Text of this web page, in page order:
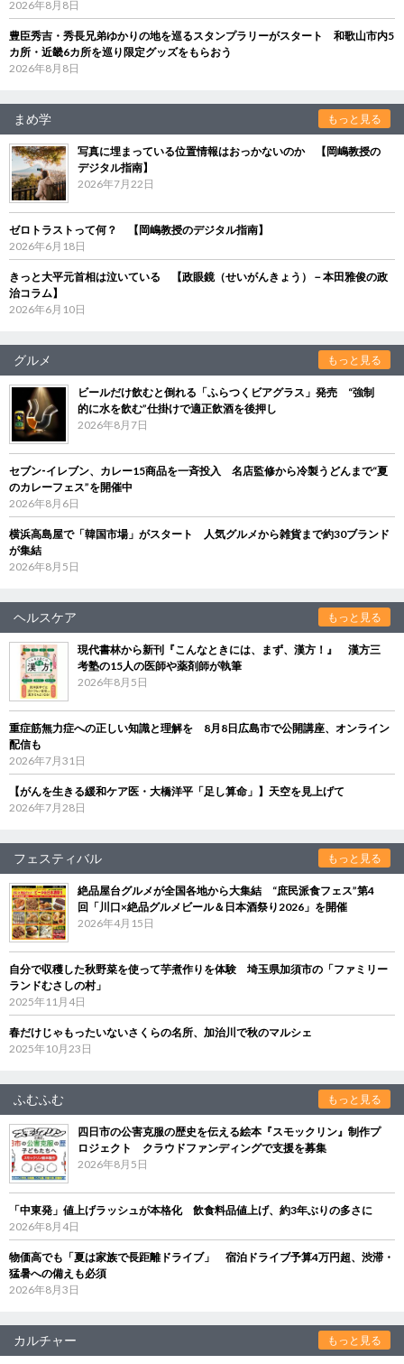
2026年8月8日
豊臣秀吉・秀長兄弟ゆかりの地を巡るスタンプラリーがスタート 和歌山市内5
カ所・近畿6カ所を巡り限定グッズをもらおう
2026年8月8日
まめ学 もっと見る
写真に埋まっている位置情報はおっかないのか 【岡嶋教授の
デジタル指南】
2026年7月22日
ゼロトラストって何？ 【岡嶋教授のデジタル指南】
2026年6月18日
きっと大平元首相は泣いている 【政眼鏡（せいがんきょう）－本田雅俊の政
治コラム】
2026年6月10日
グルメ もっと見る
ビールだけ飲むと倒れる「ふらつくビアグラス」発売 “強制
的に水を飲む”仕掛けで適正飲酒を後押し
2026年8月7日
セブン‐イレブン、カレー15商品を一斉投入 名店監修から冷製うどんまで“夏
のカレーフェス”を開催中
2026年8月6日
横浜高島屋で「韓国市場」がスタート 人気グルメから雑貨まで約30ブランド
が集結
2026年8月5日
ヘルスケア もっと見る
現代書林から新刊『こんなときには、まず、漢方！』 漢方三
考塾の15人の医師や薬剤師が執筆
2026年8月5日
重症筋無力症への正しい知識と理解を 8月8日広島市で公開講座、オンライン
配信も
2026年7月31日
【がんを生きる緩和ケア医・大橋洋平「足し算命」】天空を見上げて
2026年7月28日
フェスティバル もっと見る
絶品屋台グルメが全国各地から大集結 “庶民派食フェス”第4
回「川口×絶品グルメビール＆日本酒祭り2026」を開催
2026年4月15日
自分で収穫した秋野菜を使って芋煮作りを体験 埼玉県加須市の「ファミリー
ランドむさしの村」
2025年11月4日
春だけじゃもったいないさくらの名所、加治川で秋のマルシェ
2025年10月23日
ふむふむ もっと見る
四日市の公害克服の歴史を伝える絵本『スモックリン』制作プ
ロジェクト クラウドファンディングで支援を募集
2026年8月5日
「中東発」値上げラッシュが本格化 飲食料品値上げ、約3年ぶりの多さに
2026年8月4日
物価高でも「夏は家族で長距離ドライブ」 宿泊ドライブ予算4万円超、渋滞・
猛暑への備えも必須
2026年8月3日
カルチャー もっと見る